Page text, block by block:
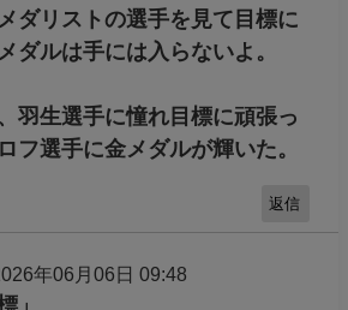
ダリストの選手を見て目標に
ダルは手には入らないよ。
羽生選手に憧れ目標に頑張っ
フ選手に金メダルが輝いた。
返信
年06月06日 09:48